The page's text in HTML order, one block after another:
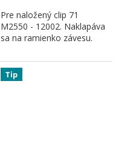
Pre naložený clip 71
M2550 - 12002. Naklapáva
sa na ramienko závesu.
Tip